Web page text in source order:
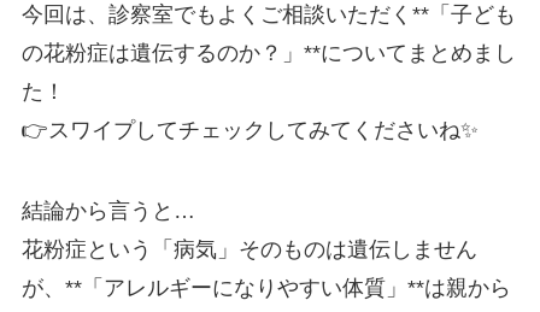
今回は、診察室でもよくご相談いただく**「子ども
の花粉症は遺伝するのか？」**についてまとめまし
た！
👉スワイプしてチェックしてみてくださいね✨
結論から言うと…
花粉症という「病気」そのものは遺伝しません
が、**「アレルギーになりやすい体質」**は親から